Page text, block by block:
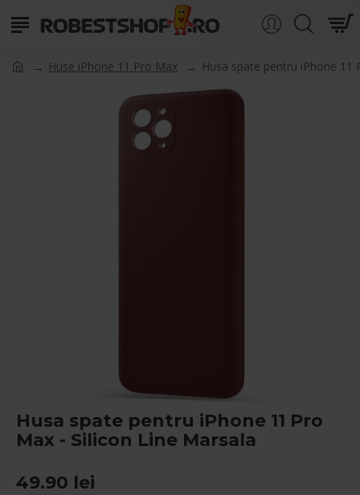
Huse iPhone 11 Pro Max Husa spate pentru iPhone 11
Husa spate pentru iPhone 11 Pro
Max - Silicon Line Marsala
49.90 lei